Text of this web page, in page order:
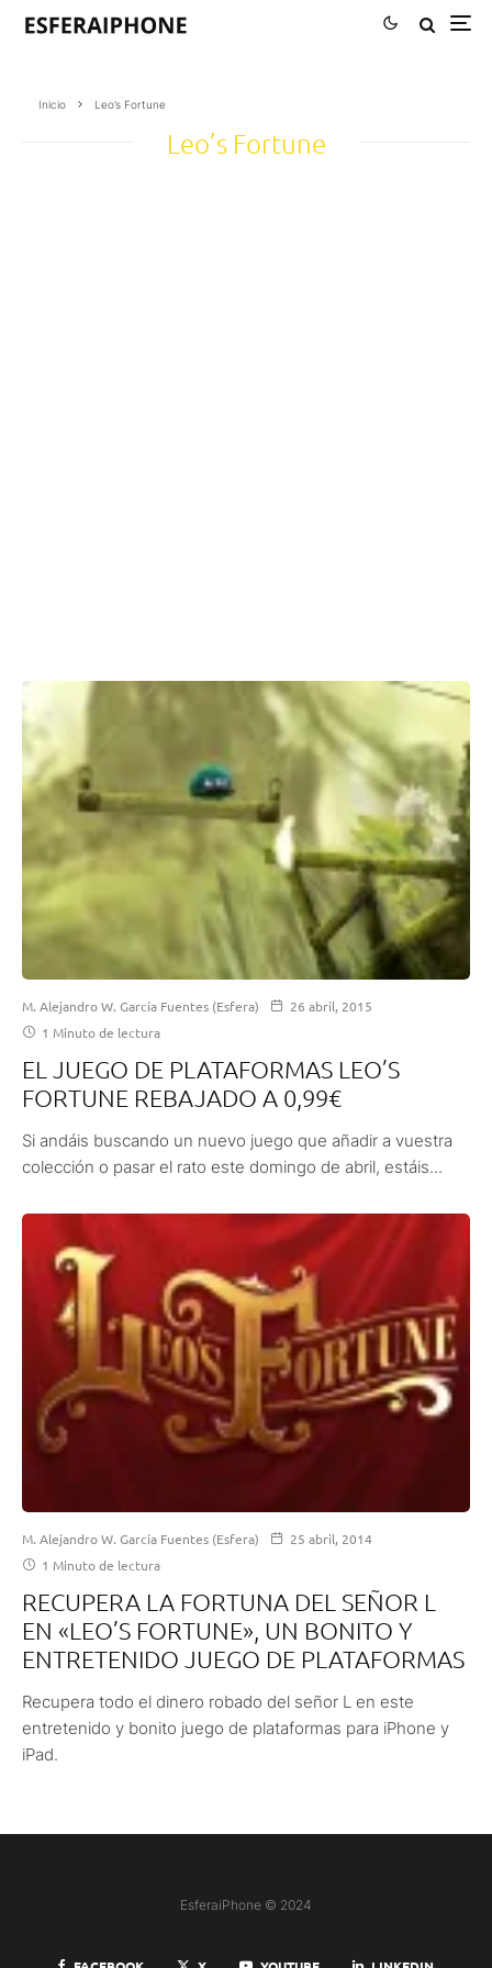
Inicio Leo’s Fortune
Leo’s Fortune
M. Alejandro W. García Fuentes (Esfera)
26 abril, 2015
1 Minuto de lectura
EL JUEGO DE PLATAFORMAS LEO’S
FORTUNE REBAJADO A 0,99€
Si andáis buscando un nuevo juego que añadir a vuestra
colección o pasar el rato este domingo de abril, estáis...
M. Alejandro W. García Fuentes (Esfera)
25 abril, 2014
1 Minuto de lectura
RECUPERA LA FORTUNA DEL SEÑOR L
EN «LEO’S FORTUNE», UN BONITO Y
ENTRETENIDO JUEGO DE PLATAFORMAS
Recupera todo el dinero robado del señor L en este
entretenido y bonito juego de plataformas para iPhone y
iPad.
EsferaiPhone © 2024